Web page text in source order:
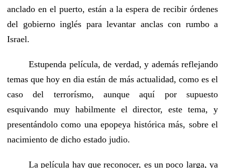
anclado en el puerto, están a la espera de recibir órdenes
del gobierno inglés para levantar anclas con rumbo a
Israel.
Estupenda película, de verdad, y además reflejando
temas que hoy en dia están de más actualidad, como es el
caso del terrorísmo, aunque aquí por supuesto
esquivando muy habilmente el director, este tema, y
presentándolo como una epopeya histórica más, sobre el
nacimiento de dicho estado judio.
La película hay que reconocer, es un poco larga, ya